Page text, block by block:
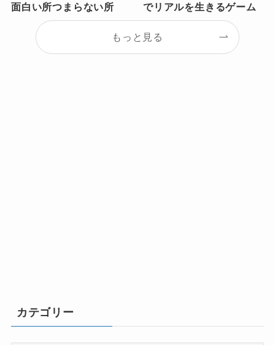
面白い所つまらない所
でリアルを生きるゲーム
もっと見る
カテゴリー